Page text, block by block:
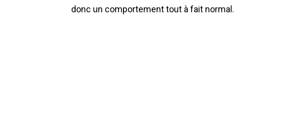
donc un comportement tout à fait normal.